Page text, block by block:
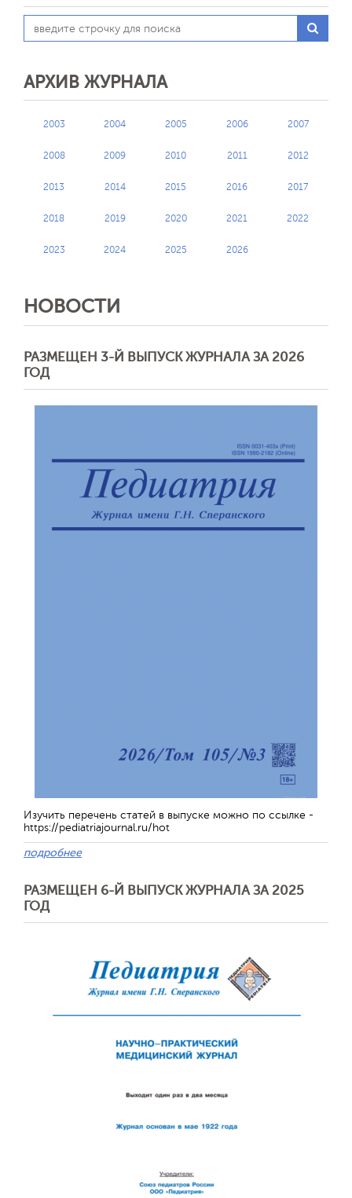
АРХИВ ЖУРНАЛА
2003 2004 2005 2006 2007
2008 2009 2010 2011 2012
2013 2014 2015 2016 2017
2018 2019 2020 2021 2022
2023 2024 2025 2026
НОВОСТИ
РАЗМЕЩЕН 3-Й ВЫПУСК ЖУРНАЛА ЗА 2026
ГОД
Изучить перечень статей в выпуске можно по ссылке -
https://pediatriajournal.ru/hot
подробнее
РАЗМЕЩЕН 6-Й ВЫПУСК ЖУРНАЛА ЗА 2025
ГОД